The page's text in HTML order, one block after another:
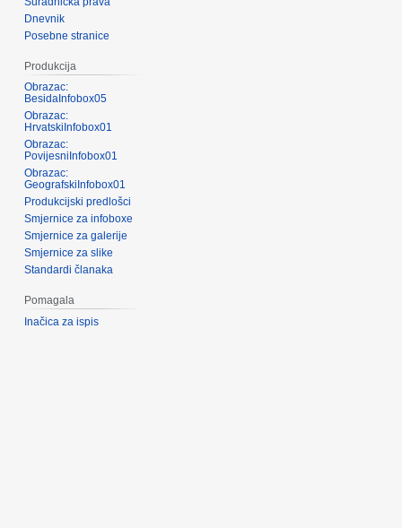
Dnevnik
Posebne stranice
Produkcija
Obrazac:
BesidaInfobox05
Obrazac:
HrvatskiInfobox01
Obrazac:
PovijesniInfobox01
Obrazac:
GeografskiInfobox01
Produkcijski predlošci
Smjernice za infoboxe
Smjernice za galerije
Smjernice za slike
Standardi članaka
Pomagala
Inačica za ispis